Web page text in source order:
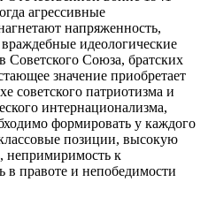
агрессивные
напряженность,
идеологические
Советского Союза, братских
значение приобретает
советского патриотизма и
интернационализма,
формировать у каждого
позиции, высокую
непримиримость к
в правоте и непобедимости